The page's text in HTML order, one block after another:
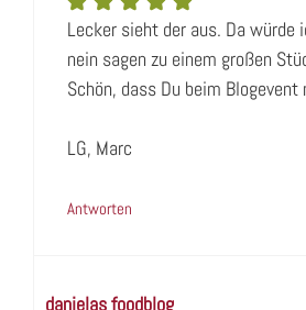
Lecker sieht der aus. Da würde
nein sagen zu einem großen
Schön, dass Du beim
LG, Marc
Antworten
danielas foodblog